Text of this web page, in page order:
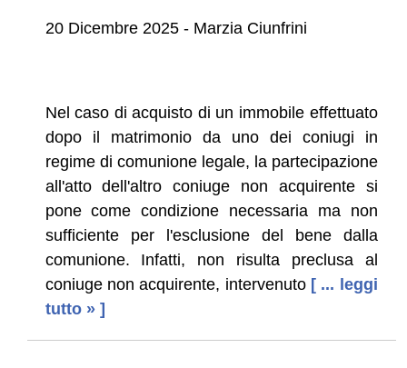
20 Dicembre 2025 - Marzia Ciunfrini
Nel caso di acquisto di un immobile effettuato
dopo il matrimonio da uno dei coniugi in
regime di comunione legale, la partecipazione
all'atto dell'altro coniuge non acquirente si
pone come condizione necessaria ma non
sufficiente per l'esclusione del bene dalla
comunione. Infatti, non risulta preclusa al
coniuge non acquirente, intervenuto [ ... leggi
tutto » ]